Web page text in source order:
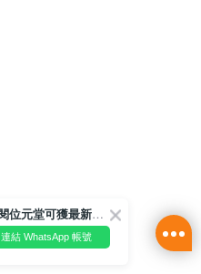
🔥訂閱位元堂可獲最新優惠及活動資訊🔥
連結 WhatsApp 帳號